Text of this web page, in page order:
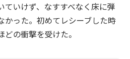
ていけず、なすすべなく床に弾
かった。初めてレシーブした時
の衝撃を受けた。